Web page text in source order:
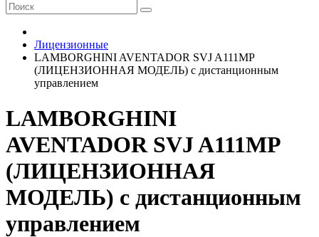
Лицензионные
LAMBORGHINI AVENTADOR SVJ A111MP
(ЛИЦЕНЗИОННАЯ МОДЕЛЬ) с дистанционным
управлением
LAMBORGHINI
AVENTADOR SVJ A111MP
(ЛИЦЕНЗИОННАЯ
МОДЕЛЬ) с дистанционным
управлением